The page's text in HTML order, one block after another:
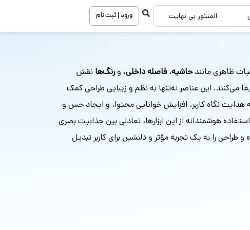
المنتور بی نهایت ورود | ثبت نام
ظاهری مانندحاشیه،فاصله داخلی، ورنگ‌ها نقش
می‌کنند. این عناصر نه‌تنها به نظم و زیبایی طراحی کمک
هدایت نگاه کاربر، افزایش خوانایی محتوا، و ایجاد حس و
هوشمندانه از این ابزارها، تعادلی بین جذابیت بصری
و طراحی را به یک تجربه مؤثر و دلنشین برای کاربر تبدیل